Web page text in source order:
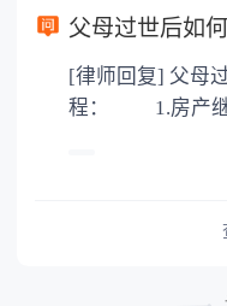
或者与被继承人
的继承人，不尽
不分或者少分。 6.继承人协商同意的，也可
父母过世后如
[律师回复] 父母过户，办理房产继承过户的流
程： 1.房产继承应先到被继承房产公证处办
但是法律另有规定的除外